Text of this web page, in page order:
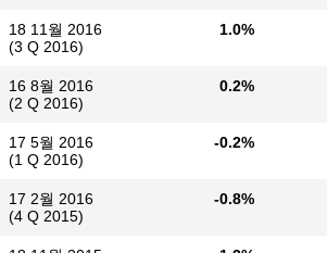
18 11월 2016
(3 Q 2016)
1.0%
16 8월 2016
(2 Q 2016)
0.2%
17 5월 2016
(1 Q 2016)
-0.2%
17 2월 2016
(4 Q 2015)
-0.8%